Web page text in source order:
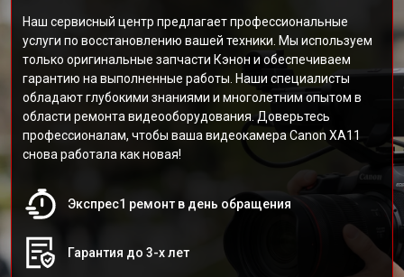
Наш сервисный центр предлагает профессиональные
услуги по восстановлению вашей техники. Мы используем
только оригинальные запчасти Кэнон и обеспечиваем
гарантию на выполненные работы. Наши специалисты
обладают глубокими знаниями и многолетним опытом в
области ремонта видеооборудования. Доверьтесь
профессионалам, чтобы ваша видеокамера Canon XA11
снова работала как новая!
Экспрес1 ремонт в день обращения
Гарантия до 3-х лет